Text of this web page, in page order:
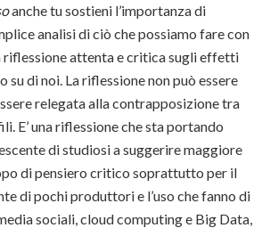
anche tu sostieni l’importanza di
analisi di ciò che possiamo fare con
riflessione attenta e critica sugli effetti
su di noi. La riflessione non può essere
relegata alla contrapposizione tra
E’ una riflessione che sta portando
di studiosi a suggerire maggiore
di pensiero critico soprattutto per il
di pochi produttori e l’uso che fanno di
sociali, cloud computing e Big Data,